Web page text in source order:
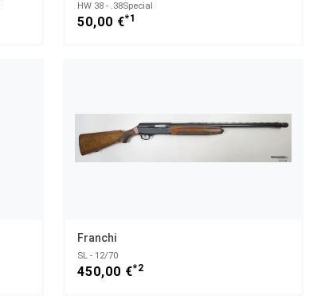
HW 38 - .38Special
50,00 €*1
Franchi
SL - 12/70
450,00 €*2